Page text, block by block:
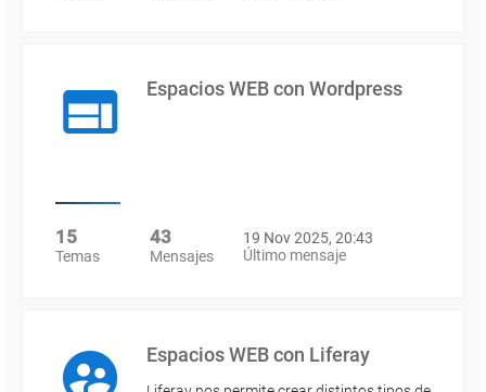
Espacios WEB con Wordpress
15
Temas
43
Mensajes
19 Nov 2025, 20:43
Último mensaje
Espacios WEB con Liferay